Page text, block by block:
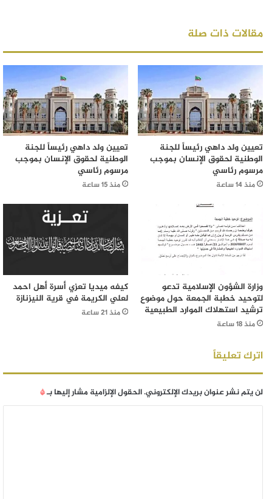
مقالات ذات صلة
تعيين ولد داهي رئيساً للجنة
الوطنية لحقوق الإنسان بموجب
مرسوم رئاسي
منذ 14 ساعة
تعيين ولد داهي رئيساً للجنة
الوطنية لحقوق الإنسان بموجب
مرسوم رئاسي
منذ 15 ساعة
وزارة الشؤون الإسلامية تدعو
لتوحيد خطبة الجمعة حول موضوع
ترشيد استهلاك الموارد الطبيعية
منذ 18 ساعة
كيفه ميديا تعزي أسرة أهل احمد
لعلي الكريمة في قرية النيزنازة
منذ 21 ساعة
اترك تعليقاً
لن يتم نشر عنوان بريدك الإلكتروني.الحقول الإلزامية مشار إليها بـ*